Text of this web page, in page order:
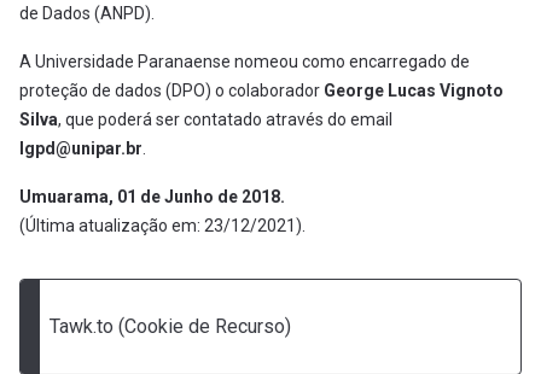
de Dados (ANPD).
A Universidade Paranaense nomeou como encarregado de
proteção de dados (DPO) o colaborador George Lucas Vignoto
Silva, que poderá ser contatado através do email
lgpd@unipar.br
Umuarama, 01 de Junho de 2018.
(Última atualização em: 23/12/2021).
Tawk.to (Cookie de Recurso)